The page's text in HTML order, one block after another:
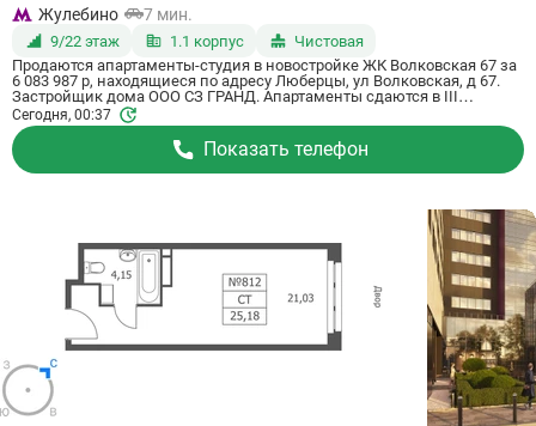
Жулебино
7 мин.
9/22 этаж 1.1 корпус
Чистовая
Продаются апартаменты-студия в новостройке ЖК Волковская 67 за
6 083 987 р, находящиеся по адресу Люберцы, ул Волковская, д 67.
Застройщик дома ООО СЗ ГРАНД. Апартаменты сдаются в III
квартале 2027 года с чистовой отделкой, в 20 минутах на машине от
станции метрополитена Некрасовка. Общая площадь апартаментов -
25.18 м². Этаж 9 из 21. ID апартаментов на СтройкиРУ 725057,
назовите его когда будете звонить.
Сегодня, 00:37
Показать телефон